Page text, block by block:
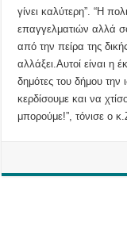
γίνει καλύτερη”. “Η
επαγγελματιών αλλά
από την πείρα της
αλλάξει.Αυτοί είναι
δημότες του δήμου την
κερδίσουμε και να
μπορούμε!”, τόνισε ο